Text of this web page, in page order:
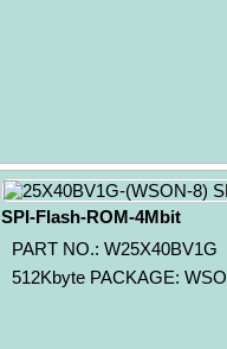
SPI-Flash-ROM-4Mbit
PART NO.:
512Kbyte PACKAGE: